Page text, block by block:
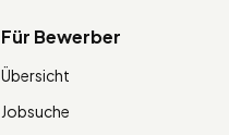
Für Bewerber
Übersicht
Jobsuche